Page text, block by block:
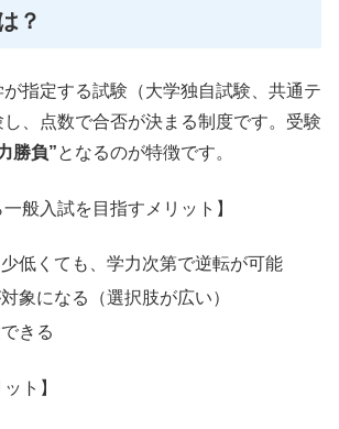
？
が指定する試験（大学独自試験、共通テ
、点数で合否が決まる制度です。受験
勝負”となるのが特徴です。
一般入試を目指すメリット】
低くても、学力次第で逆転が可能
象になる（選択肢が広い）
きる
ト】